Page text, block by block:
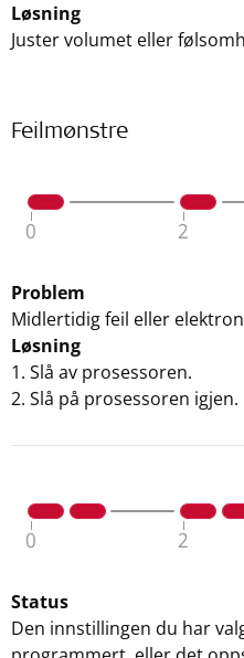
Løsning
Juster volumet eller
Feilmønstre
Problem
Midlertidig feil eller
Løsning
1. Slå av prosessoren.
2. Slå på prosessoren igjen.
Status
Den innstillingen du har